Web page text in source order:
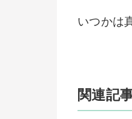
いつかは
関連記